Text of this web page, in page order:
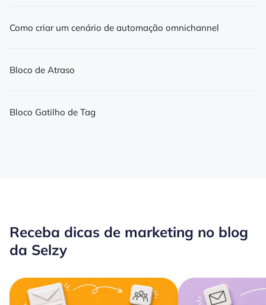
Como criar um cenário de automação omnichannel
Bloco de Atraso
Bloco Gatilho de Tag
Receba dicas de marketing no blog
da Selzy